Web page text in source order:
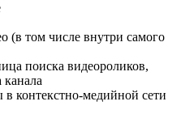
(в том числе внутри самого
поиска видеороликов,
канала
в контекстно-медийной сети